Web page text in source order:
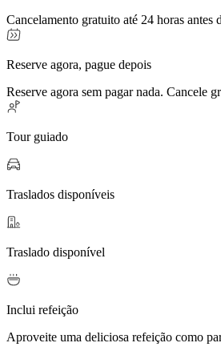
Cancelamento gratuito até 24 horas antes
Reserve agora, pague depois
Reserve agora sem pagar nada. Cancele
Tour guiado
Traslados disponíveis
Traslado disponível
Inclui refeição
Aproveite uma deliciosa refeição como